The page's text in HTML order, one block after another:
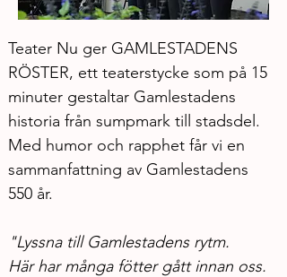
Teater Nu ger GAMLESTADENS
RÖSTER, ett teaterstycke som på 15
minuter gestaltar Gamlestadens
historia från sumpmark till stadsdel.
Med humor och rapphet får vi en
sammanfattning av Gamlestadens
550 år.
"Lyssna till Gamlestadens rytm.
Här har många fötter gått innan oss.